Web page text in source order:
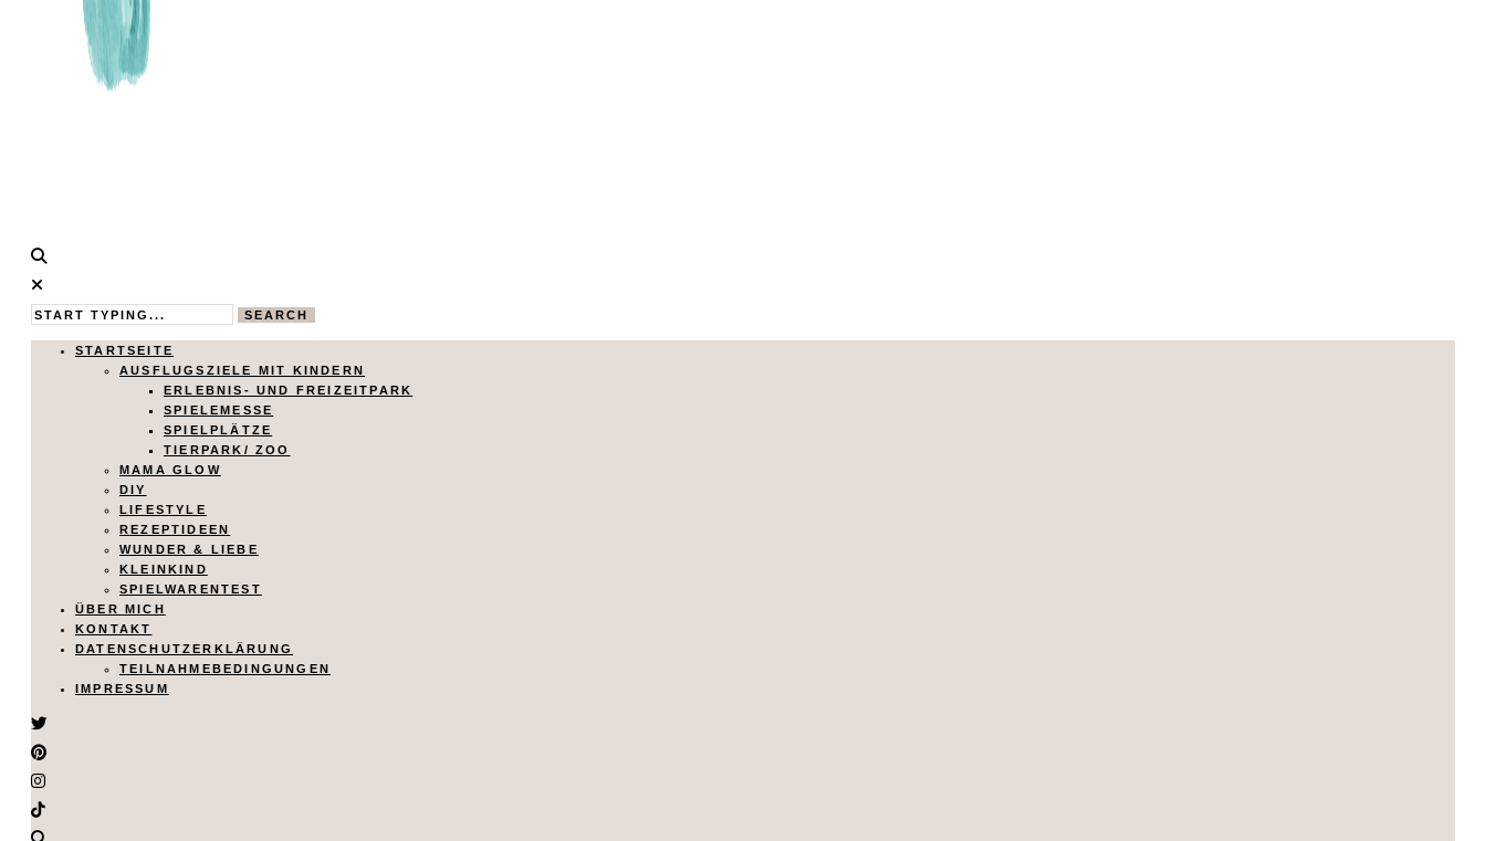
Calistas
Traum
MAMABLOG
SEARCH
STARTSEITE
AUSFLUGSZIELE MIT KINDERN
ERLEBNIS- UND FREIZEITPARK
SPIELEMESSE
SPIELPLÄTZE
TIERPARK/ ZOO
MAMA GLOW
DIY
LIFESTYLE
REZEPTIDEEN
WUNDER & LIEBE
KLEINKIND
SPIELWARENTEST
ÜBER MICH
KONTAKT
DATENSCHUTZERKLÄRUNG
TEILNAHMEBEDINGUNGEN
IMPRESSUM